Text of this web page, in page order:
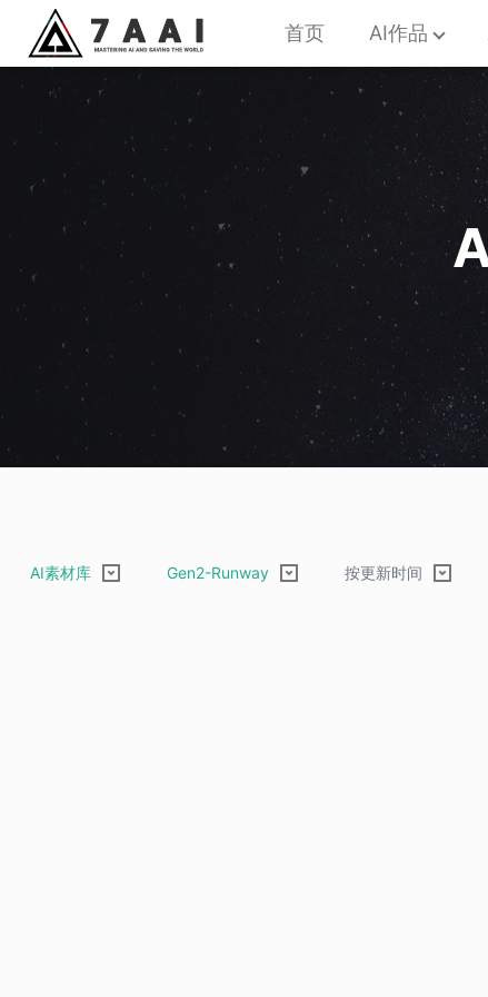
首页 AI作品
AI素材库 Gen2-Runway 按更新时间